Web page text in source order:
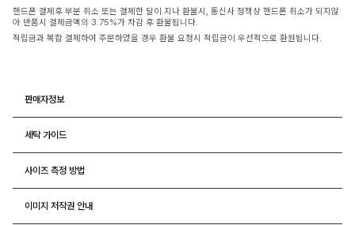
핸드폰 결제후 부분 취소 또는 결제한 달이 지나 환불시, 통신사 정책상 핸드폰 취소가 되지않
아 반품시 결제금액의 3.75%가 차감 후 환불됩니다.
적립금과 복합 결제하여 주문하였을 경우 환불 요청시 적립금이 우선적으로 환원됩니다.
판매자정보
세탁 가이드
사이즈 측정 방법
이미지 저작권 안내